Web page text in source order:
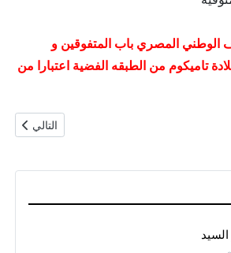
الوطني المصري باب المتفوقين و
تاميكوم من الطبقه الفضية اعتبارا من
محمد عبد الحميد المقال
التالي